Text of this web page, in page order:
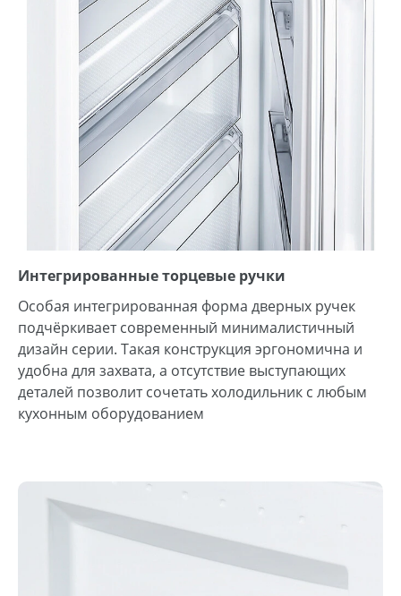
Интегрированные торцевые ручки
Особая интегрированная форма дверных ручек
подчёркивает современный минималистичный
дизайн серии. Такая конструкция эргономична и
удобна для захвата, а отсутствие выступающих
деталей позволит сочетать холодильник с любым
кухонным оборудованием